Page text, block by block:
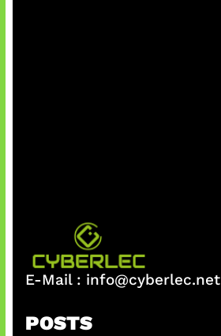
E-Mail : info@cyberlec.net
POSTS